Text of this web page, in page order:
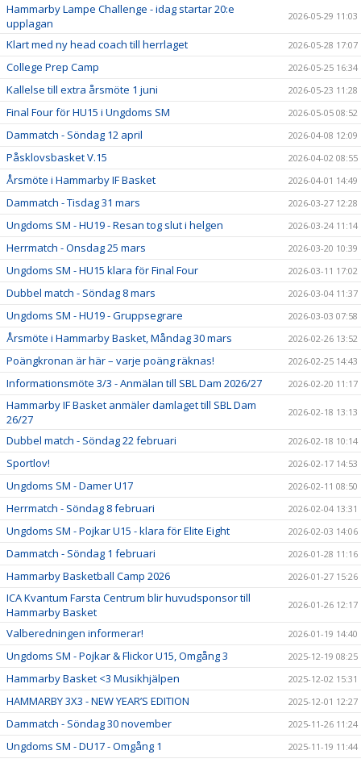
Hammarby Lampe Challenge - idag startar 20:e
upplagan
2026-05-29 11:03
Klart med ny head coach till herrlaget 2026-05-28 17:07
College Prep Camp 2026-05-25 16:34
Kallelse till extra årsmöte 1 juni 2026-05-23 11:28
Final Four för HU15 i Ungdoms SM 2026-05-05 08:52
Dammatch - Söndag 12 april 2026-04-08 12:09
Påsklovsbasket V.15 2026-04-02 08:55
Årsmöte i Hammarby IF Basket 2026-04-01 14:49
Dammatch - Tisdag 31 mars 2026-03-27 12:28
Ungdoms SM - HU19 - Resan tog slut i helgen 2026-03-24 11:14
Herrmatch - Onsdag 25 mars 2026-03-20 10:39
Ungdoms SM - HU15 klara för Final Four 2026-03-11 17:02
Dubbel match - Söndag 8 mars 2026-03-04 11:37
Ungdoms SM - HU19 - Gruppsegrare 2026-03-03 07:58
Årsmöte i Hammarby Basket, Måndag 30 mars 2026-02-26 13:52
Poängkronan är här – varje poäng räknas! 2026-02-25 14:43
Informationsmöte 3/3 - Anmälan till SBL Dam 2026/27 2026-02-20 11:17
Hammarby IF Basket anmäler damlaget till SBL Dam
26/27
2026-02-18 13:13
Dubbel match - Söndag 22 februari 2026-02-18 10:14
Sportlov! 2026-02-17 14:53
Ungdoms SM - Damer U17 2026-02-11 08:50
Herrmatch - Söndag 8 februari 2026-02-04 13:31
Ungdoms SM - Pojkar U15 - klara för Elite Eight 2026-02-03 14:06
Dammatch - Söndag 1 februari 2026-01-28 11:16
Hammarby Basketball Camp 2026 2026-01-27 15:26
ICA Kvantum Farsta Centrum blir huvudsponsor till
Hammarby Basket
2026-01-26 12:17
Valberedningen informerar! 2026-01-19 14:40
Ungdoms SM - Pojkar & Flickor U15, Omgång 3 2025-12-19 08:25
Hammarby Basket <3 Musikhjälpen 2025-12-02 15:31
HAMMARBY 3X3 - NEW YEAR’S EDITION 2025-12-01 12:27
Dammatch - Söndag 30 november 2025-11-26 11:24
Ungdoms SM - DU17 - Omgång 1 2025-11-19 11:44